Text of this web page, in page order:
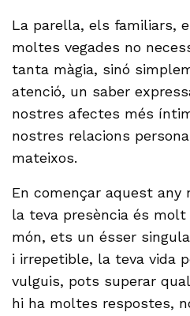
La parella, els familiars,
moltes vegades no
tanta màgia, sinó
atenció, un saber
nostres afectes més
nostres relacions
mateixos.
En començar aquest any
la teva presència és
món, ets un ésser
i irrepetible, la teva vida
vulguis, pots superar
hi ha moltes respostes,